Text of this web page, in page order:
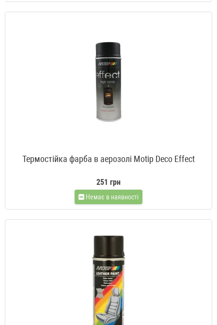
Термостійка фарба в аерозолі Motip Deco Effect
251 грн
Немає в наявності